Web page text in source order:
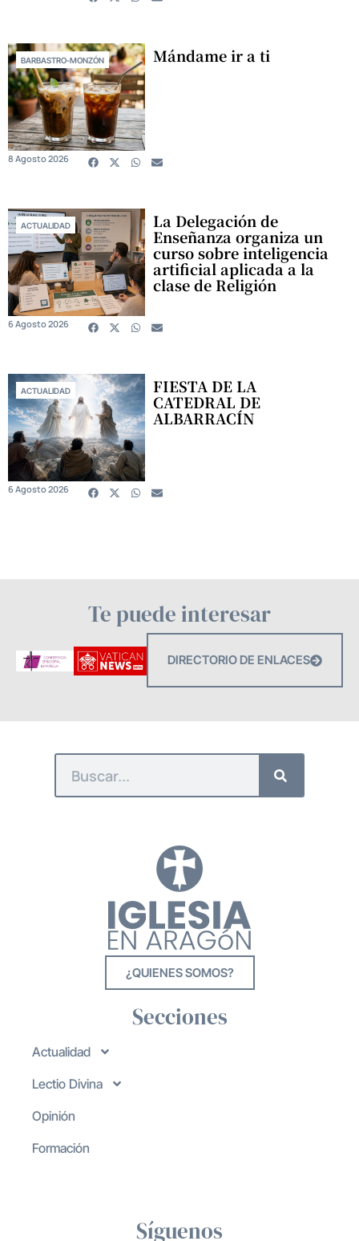
BARBASTRO-MONZÓN Mándame ir a ti
8 Agosto 2026
ACTUALIDAD La Delegación de
Enseñanza organiza un
curso sobre inteligencia
artificial aplicada a la
clase de Religión
6 Agosto 2026
ACTUALIDAD FIESTA DE LA
CATEDRAL DE
ALBARRACÍN
6 Agosto 2026
Te puede interesar
DIRECTORIO DE ENLACES
¿QUIENES SOMOS?
Secciones
Actualidad
Lectio Divina
Opinión
Formación
Síguenos